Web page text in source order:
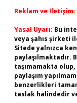
Reklam ve İletişim:
Yasal Uyarı: Bu
veya şahıs şirketi
Sitede yalnızca
paylaşılmaktadır.
taşımamakta
paylaşım
benzerlikleri
taslak halindedir